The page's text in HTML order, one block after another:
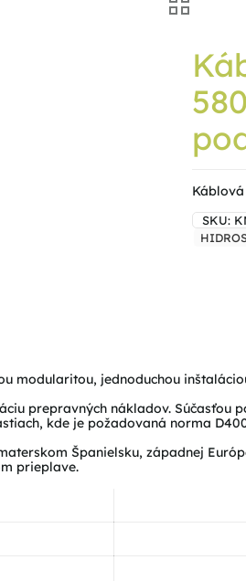
SKU:
modularitou, jednoduchou
prepravných nákladov. Súčasťou
kde je požadovaná norma
Španielsku, západnej
prieplave.